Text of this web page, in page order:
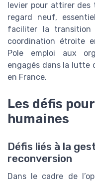
levier pour attirer des
regard neuf,
faciliter la transition
coordination étroite
Pole emploi aux
engagés dans la lutte
en France.
Les défis
humaines
Défis liés à la
reconversion
Dans le cadre de